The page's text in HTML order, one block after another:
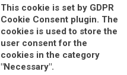
This cookie is set by GDPR
Cookie Consent plugin. The
cookies is used to store the
user consent for the
cookies in the category
"Necessary".